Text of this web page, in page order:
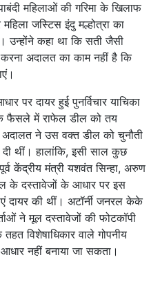
महिलाओं की गरिमा के खिलाफ
जस्टिस इंदु मल्होत्रा का
उन्होंने कहा था कि सती जैसी
अदालत का काम नहीं है कि
पर दायर हुई पुनर्विचार याचिका
फैसले में राफेल डील को तय
अदालत ने उस वक्त डील को चुनौती
दी थीं। हालांकि, इसी साल कुछ
केंद्रीय मंत्री यशवंत सिन्हा, अरुण
के दस्तावेजों के आधार पर इस
दायर की थीं। अटॉर्नी जनरल केके
ने मूल दस्तावेजों की फोटकॉपी
विशेषाधिकार वाले गोपनीय
आधार नहीं बनाया जा सकता।